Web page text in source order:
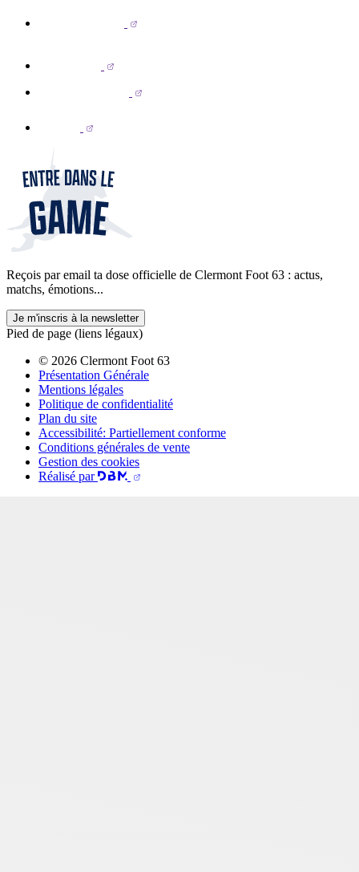
Reçois par email ta dose officielle de Clermont Foot 63 : actus,
matchs, émotions...
Je m'inscris à la newsletter
Pied de page (liens légaux)
© 2026 Clermont Foot 63
Présentation Générale
Mentions légales
Politique de confidentialité
Plan du site
Accessibilité: Partiellement conforme
Conditions générales de vente
Gestion des cookies
Réalisé par